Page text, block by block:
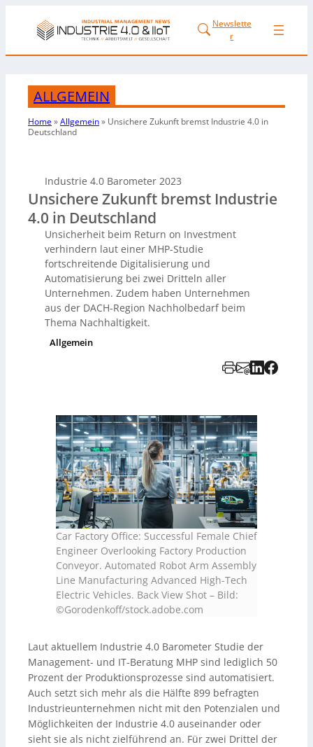
Newslette
r
ALLGEMEIN
Home»Allgemein» Unsichere Zukunft bremst Industrie 4.0 in
Deutschland
Industrie 4.0 Barometer 2023
Unsichere Zukunft bremst Industrie
4.0 in Deutschland
Unsicherheit beim Return on Investment
verhindern laut einer MHP-Studie
fortschreitende Digitalisierung und
Automatisierung bei zwei Dritteln aller
Unternehmen. Zudem haben Unternehmen
aus der DACH-Region Nachholbedarf beim
Thema Nachhaltigkeit.
Allgemein
Car Factory Office: Successful Female Chief
Engineer Overlooking Factory Production
Conveyor. Automated Robot Arm Assembly
Line Manufacturing Advanced High-Tech
Electric Vehicles. Back View Shot – Bild:
©Gorodenkoff/stock.adobe.com
Laut aktuellem Industrie 4.0 Barometer Studie der
Management- und IT-Beratung MHP sind lediglich 50
Prozent der Produktionsprozesse sind automatisiert.
Auch setzt sich mehr als die Hälfte 899 befragten
Industrieunternehmen nicht mit den Potenzialen und
Möglichkeiten der Industrie 4.0 auseinander oder
sieht sie als nicht zielführend an. Für zwei Drittel der